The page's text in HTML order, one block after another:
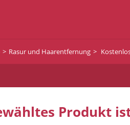
Rasur und Haarentfernung
Produkt